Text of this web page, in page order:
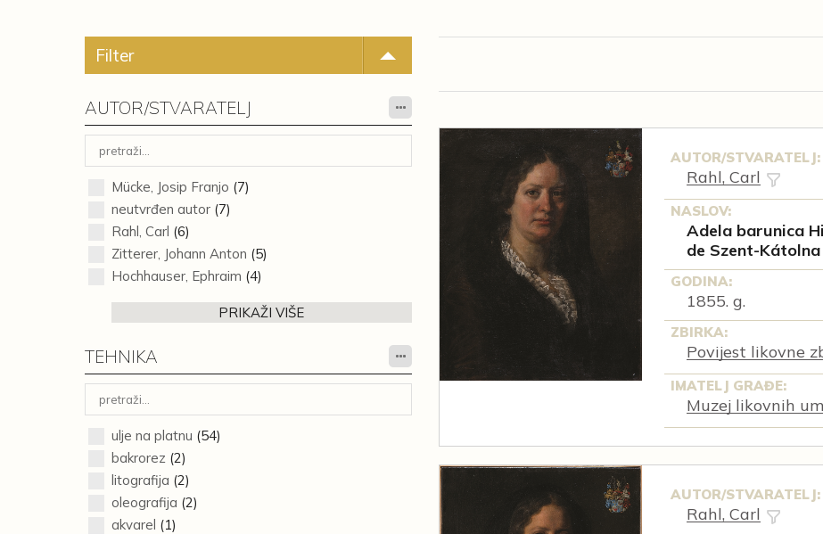
Filter
AUTOR/STVARATELJ
Mücke, Josip Franjo (7)
neutvrđen autor(7)
Rahl, Carl (6)
Zitterer, Johann Anton (5)
Hochhauser, Ephraim (4)
PRIKAŽI VIŠE
TEHNIKA
ulje na platnu (54)
bakrorez(2)
litografija (2)
oleografija (2)
akvarel (1)
AUTOR/STVARATELJ:
Rahl, Carl
NASLOV:
Adela barunica
de Szent-Kátolna
GODINA:
1855. g.
ZBIRKA:
Povijest likovne
IMATELJ GRAĐE:
Muzej likovnih
AUTOR/STVARATELJ:
Rahl, Carl